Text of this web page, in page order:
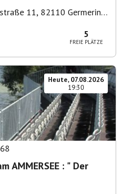
11, 82110 Germering,
5
FREIE PLÄTZE
Heute, 07.08.2026
19:30
68